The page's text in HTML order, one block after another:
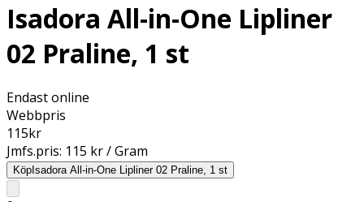
Isadora All-in-One Lipliner
02 Praline, 1 st
Endast online
Webbpris
115kr
Jmfs.pris: 115 kr / Gram
KöpIsadora All-in-One Lipliner 02 Praline, 1 st